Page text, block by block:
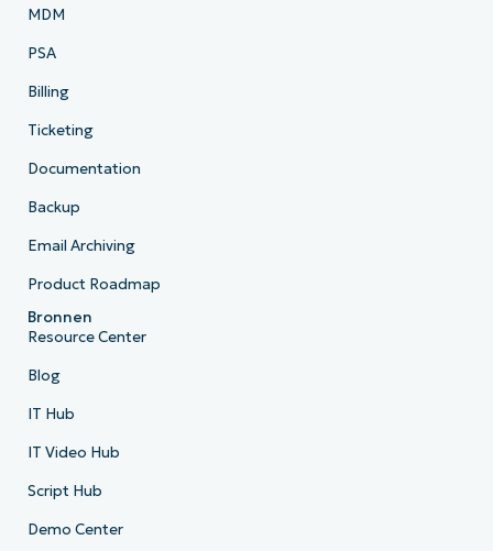
MDM
PSA
Billing
Ticketing
Documentation
Backup
Email Archiving
Product Roadmap
Bronnen
Resource Center
Blog
IT Hub
IT Video Hub
Script Hub
Demo Center